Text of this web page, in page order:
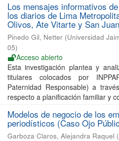
Los mensajes informativos
los diarios de Lima
Olivos, Ate Vitarte y San
Pinedo Gil, Netter (Universidad
05)
Acceso abierto
Esta investigación plantea y
titulares colocados por
Paternidad Responsable) a
respecto a planificación familiar y
Modelos de negocio de los
periodísticos (Caso Ojo
Garboza Claros, Alejandra Raquel (